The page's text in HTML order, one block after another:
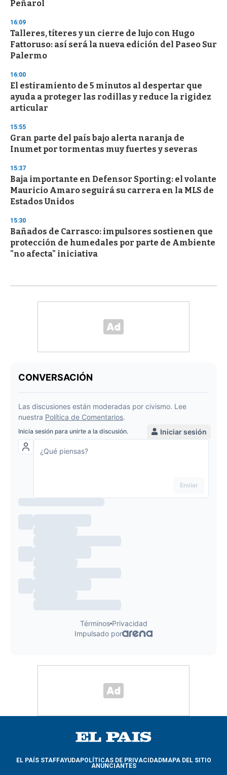
Peñarol
16:09
Talleres, títeres y un cierre de lujo con Hugo
Fattoruso: así será la nueva edición del Paseo Sur
Palermo
16:00
El estiramiento de 5 minutos al despertar que
ayuda a proteger las rodillas y reduce la rigidez
articular
15:55
Gran parte del país bajo alerta naranja de
Inumet por tormentas muy fuertes y severas
15:37
Baja importante en Defensor Sporting: el volante
Mauricio Amaro seguirá su carrera en la MLS de
Estados Unidos
15:30
Bañados de Carrasco: impulsores sostienen que
protección de humedales por parte de Ambiente
"no afecta" iniciativa
EL PAÍS STAFFAYUDAPOLÍTICAS DE PRIVACIDADMAPA DEL SITIO
ANUNCIANTES